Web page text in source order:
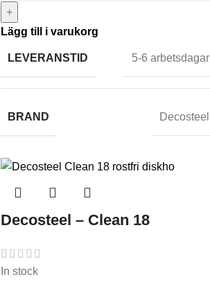
+
Lägg till i varukorg
LEVERANSTID 5-6 arbetsdagar
BRAND Decosteel
Decosteel – Clean 18
In stock